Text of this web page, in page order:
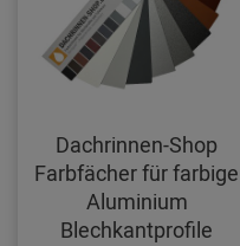
Dachrinnen-Shop
Farbfächer für farbige
Aluminium
Blechkantprofile